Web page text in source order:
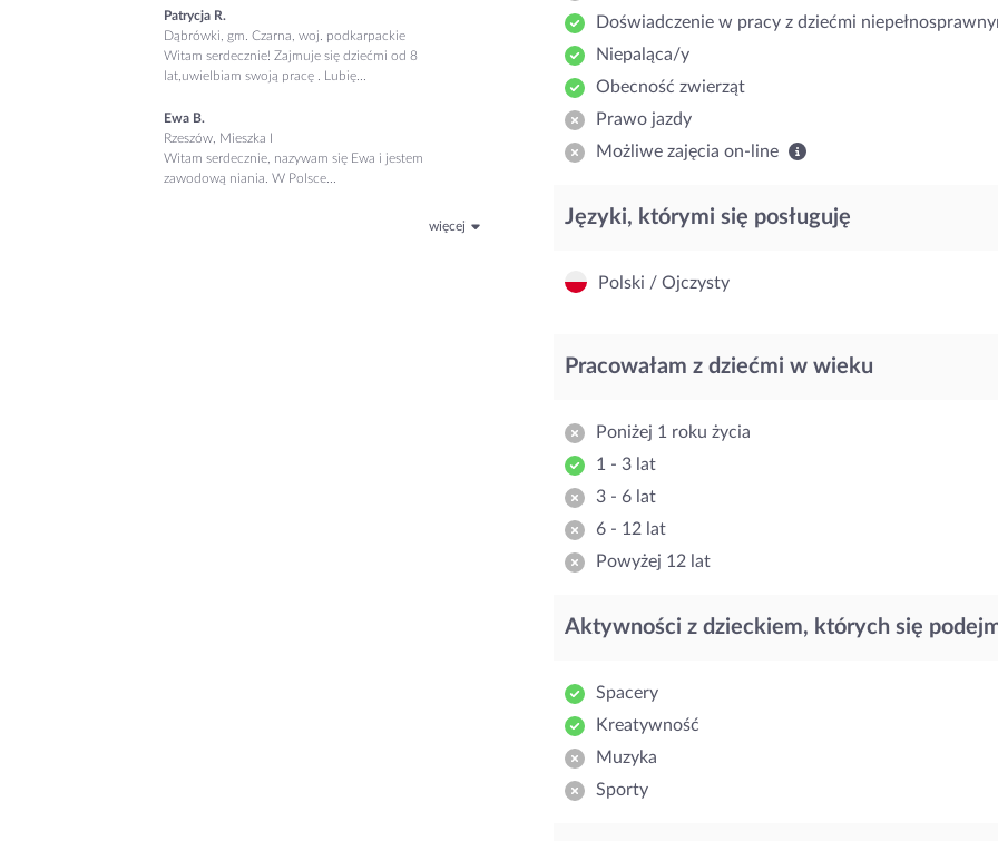
Patrycja R.
Dąbrówki, gm. Czarna, woj. podkarpackie
Witam serdecznie! Zajmuje się dziećmi od 8
lat,uwielbiam swoją pracę . Lubię...
Ewa B.
Rzeszów, Mieszka I
Witam serdecznie, nazywam się Ewa i jestem
zawodową niania. W Polsce...
więcej
Doświadczenie w pracy z dziećmi
Niepaląca/y
Obecność zwierząt
Prawo jazdy
Możliwe zajęcia on-line
Języki, którymi się posługuję
Polski / Ojczysty
Pracowałam z dziećmi w wieku
Poniżej 1 roku życia
1 - 3 lat
3 - 6 lat
6 - 12 lat
Powyżej 12 lat
Aktywności z dzieckiem, których się
Spacery
Kreatywność
Muzyka
Sporty